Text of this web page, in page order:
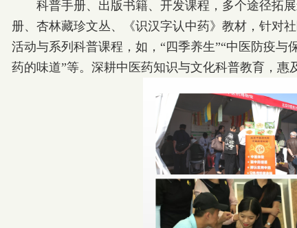
科普手册、出版书籍、开发课程，多个途径拓展
册、杏林藏珍文丛、《识汉字认中药》教材，针对
活动与系列科普课程，如，“四季养生”“中医防疫与
药的味道”等。深耕中医药知识与文化科普教育，惠